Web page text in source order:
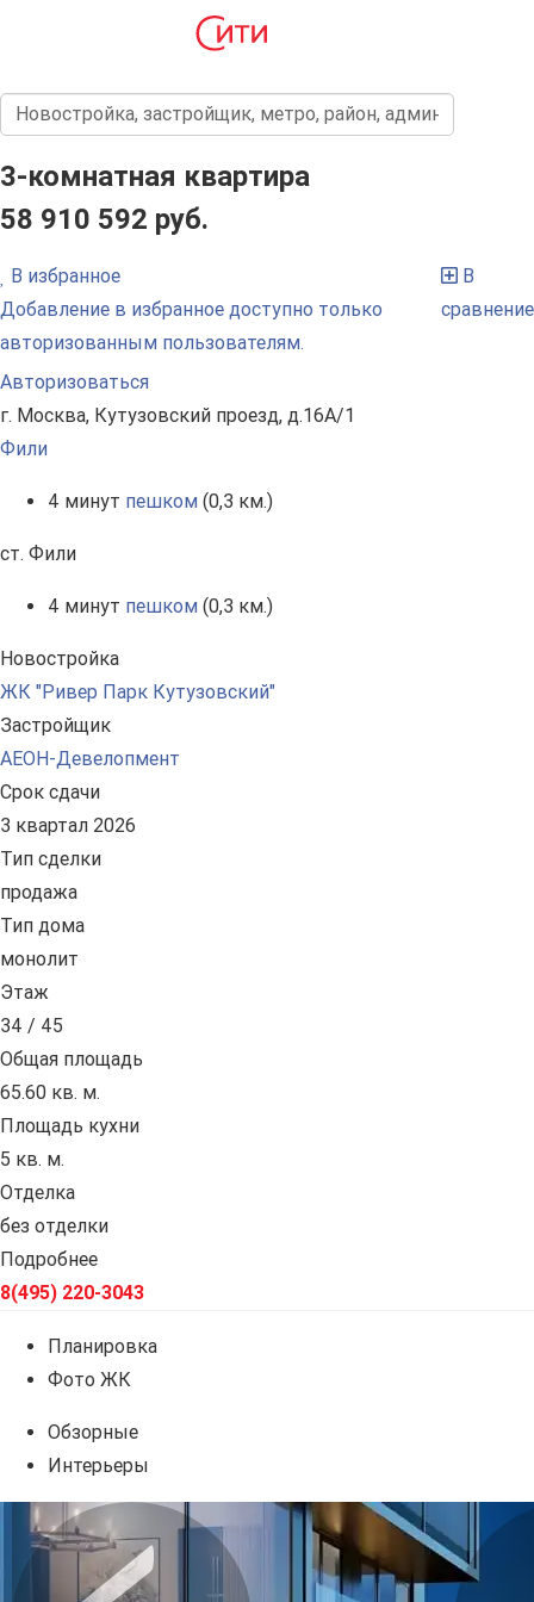
3-комнатная квартира
58 910 592 руб.
В избранное
Добавление в избранное доступно только
авторизованным пользователям.
Авторизоваться
В
сравнение
г. Москва, Кутузовский проезд, д.16А/1
Фили
4 минут пешком (0,3 км.)
ст. Фили
4 минут пешком (0,3 км.)
Новостройка
ЖК "Ривер Парк Кутузовский"
Застройщик
АЕОН-Девелопмент
Срок сдачи
3 квартал 2026
Тип сделки
продажа
Тип дома
монолит
Этаж
34 / 45
Общая площадь
65.60 кв. м.
Площадь кухни
5 кв. м.
Отделка
без отделки
Подробнее
8(495) 220-3043
Планировка
Фото ЖК
Обзорные
Интерьеры